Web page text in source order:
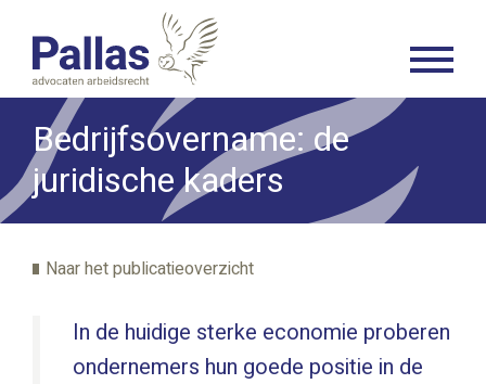
Bedrijfsovername: de
juridische kaders
Naar het publicatieoverzicht
In de huidige sterke economie proberen
ondernemers hun goede positie in de